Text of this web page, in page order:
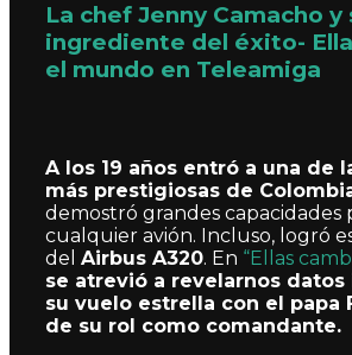
La chef Jenny Camacho y
ingrediente del éxito-
el mundo en Teleamiga
A los 19 años entró a una de
más prestigiosas de
demostró grandes capacidades
cualquier avión. Incluso, logró
del Airbus A320. En “Ellas
se atrevió a revelarnos
su vuelo estrella con el papa
de su rol como comandante.